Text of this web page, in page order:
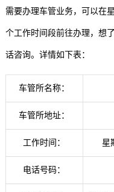
选车推荐
充电站
用车百科
销量榜
需要办理车管业务，可以在
个工作时间段前往办理，想
话咨询。详情如下表：
车管所名称：
车管所地址：
工作时间： 星
电话号码：